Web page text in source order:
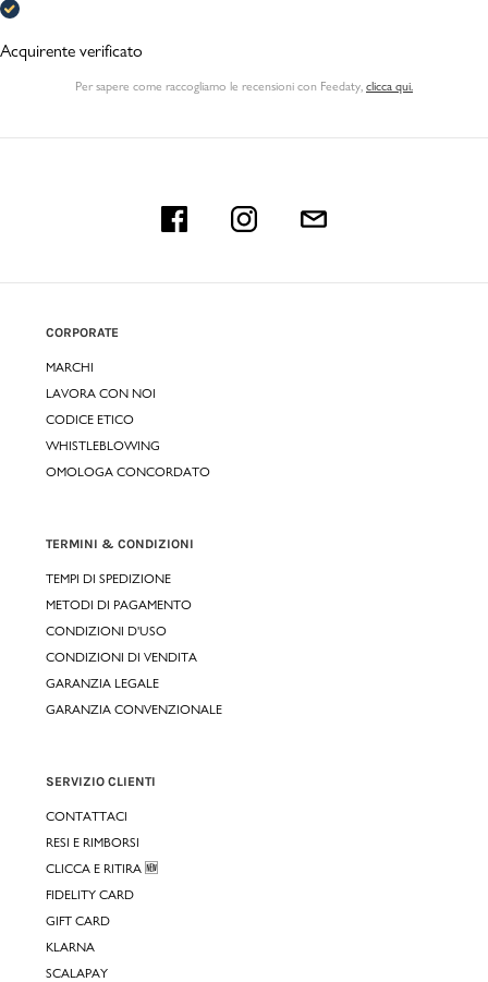
Acquirente verificato
Per sapere come raccogliamo le recensioni con Feedaty, clicca qui.
CORPORATE
MARCHI
LAVORA CON NOI
CODICE ETICO
WHISTLEBLOWING
OMOLOGA CONCORDATO
TERMINI & CONDIZIONI
TEMPI DI SPEDIZIONE
METODI DI PAGAMENTO
CONDIZIONI D'USO
CONDIZIONI DI VENDITA
GARANZIA LEGALE
GARANZIA CONVENZIONALE
SERVIZIO CLIENTI
CONTATTACI
RESI E RIMBORSI
CLICCA E RITIRA 🆕
FIDELITY CARD
GIFT CARD
KLARNA
SCALAPAY